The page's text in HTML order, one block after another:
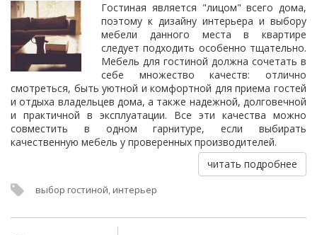
Гостиная является "лицом" всего дома,
поэтому к дизайну интерьера и выбору
мебели данного места в квартире
следует подходить особенно тщательно.
Мебель для гостиной должна сочетать в
себе множество качеств: отлично
смотреться, быть уютной и комфортной для приема гостей
и отдыха владельцев дома, а также надежной, долговечной
и практичной в эксплуатации. Все эти качества можно
совместить в одном гарнитуре, если выбирать
качественную мебель у проверенных производителей.
читать подробнее
выбор гостиной, интерьер